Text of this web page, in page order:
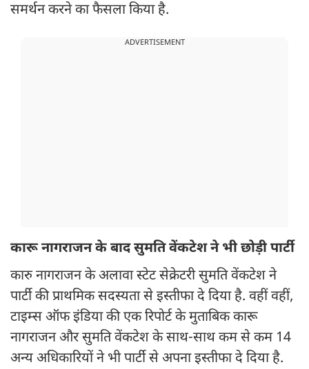
समर्थन करने का फैसला किया है.
ADVERTISEMENT
कारू नागराजन के बाद सुमति वेंकटेश ने भी छोड़ी पार्टी
कारु नागराजन के अलावा स्टेट सेक्रेटरी सुमति वेंकटेश ने
पार्टी की प्राथमिक सदस्यता से इस्तीफा दे दिया है. वहीं वहीं,
टाइम्स ऑफ इंडिया की एक रिपोर्ट के मुताबिक कारू
नागराजन और सुमति वेंकटेश के साथ-साथ कम से कम 14
अन्य अधिकारियों ने भी पार्टी से अपना इस्तीफा दे दिया है.